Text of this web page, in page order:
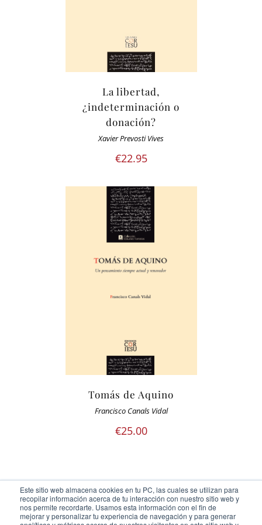
Este sitio web almacena cookies en tu PC, las cuales se utilizan para
recopilar información acerca de tu interacción con nuestro sitio web y
nos permite recordarte. Usamos esta información con el fin de
mejorar y personalizar tu experiencia de navegación y para generar
La libertad,
¿indeterminación o
donación?
Xavier Prevosti Vives
€22.95
Tomás de Aquino
Francisco Canals Vidal
€25.00